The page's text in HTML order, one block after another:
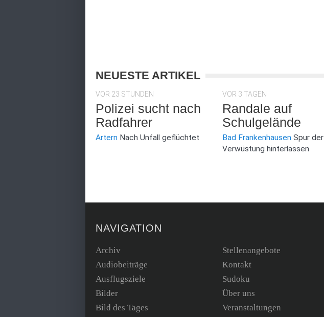
NEUESTE ARTIKEL
VOR 23 STUNDEN
Polizei sucht nach
Radfahrer
Artern Nach Unfall geflüchtet
VOR 3 TAGEN
Randale auf
Schulgelände
Bad FrankenhausenSpur der
Verwüstung hinterlassen
NAVIGATION
Archiv
Audiobeiträge
Ausflugsziele
Bilder
Bild des Tages
Stellenangebote
Kontakt
Sudoku
Über uns
Veranstaltungen